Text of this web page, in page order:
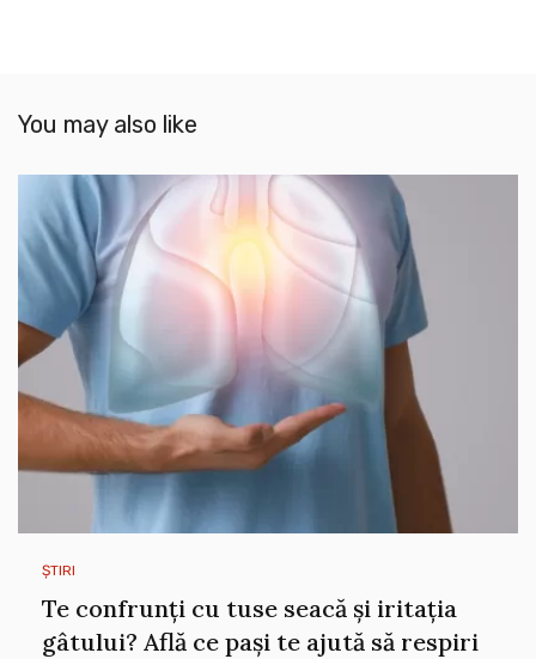
You may also like
ȘTIRI
Te confrunți cu tuse seacă și iritația
gâtului? Află ce pași te ajută să respiri